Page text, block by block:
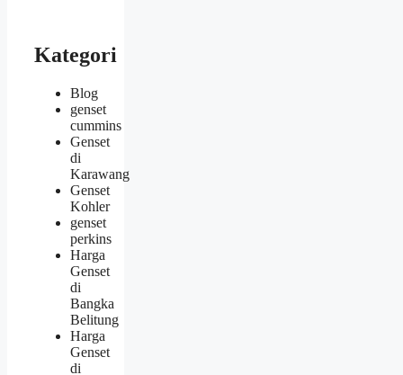
Kategori
Blog
genset
cummins
Genset
di
Karawang
Genset
Kohler
genset
perkins
Harga
Genset
di
Bangka
Belitung
Harga
Genset
di